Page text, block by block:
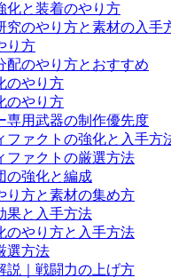
化と装着のやり方
究のやり方と素材の入手
り方
配のやり方とおすすめ
のやり方
のやり方
専用武器の制作優先度
ファクトの強化と入手方
ファクトの厳選方法
の強化と編成
り方と素材の集め方
果と入手方法
のやり方と入手方法
選方法
説｜戦闘力の上げ方